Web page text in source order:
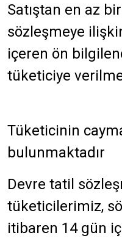
Satıştan en az
sözleşmeye
içeren ön
tüketiciye
Tüketicinin
bulunmaktadır
Devre tatil
tüketicilerimiz,
itibaren 14 gün